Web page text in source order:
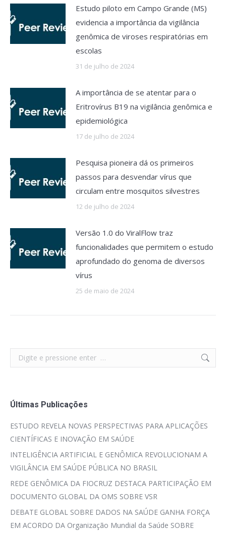
Estudo piloto em Campo Grande (MS)
evidencia a importância da vigilância
genômica de viroses respiratórias em
escolas
31 de julho de 2024
A importância de se atentar para o
Eritrovírus B19 na vigilância genômica e
epidemiológica
17 de julho de 2024
Pesquisa pioneira dá os primeiros
passos para desvendar vírus que
circulam entre mosquitos silvestres
12 de julho de 2024
Versão 1.0 do ViralFlow traz
funcionalidades que permitem o estudo
aprofundado do genoma de diversos
vírus
25 de maio de 2024
Search:
Últimas Publicações
ESTUDO REVELA NOVAS PERSPECTIVAS PARA APLICAÇÕES
CIENTÍFICAS E INOVAÇÃO EM SAÚDE
INTELIGÊNCIA ARTIFICIAL E GENÔMICA REVOLUCIONAM A
VIGILÂNCIA EM SAÚDE PÚBLICA NO BRASIL
REDE GENÔMICA DA FIOCRUZ DESTACA PARTICIPAÇÃO EM
DOCUMENTO GLOBAL DA OMS SOBRE VSR
DEBATE GLOBAL SOBRE DADOS NA SAÚDE GANHA FORÇA
EM ACORDO DA Organização Mundial da Saúde SOBRE